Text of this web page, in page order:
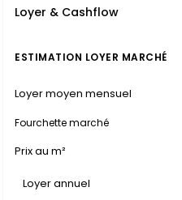
Loyer & Cashflow
ESTIMATION LOYER MARCHÉ
Loyer moyen mensuel
Fourchette marché
Prix au m²
Loyer annuel